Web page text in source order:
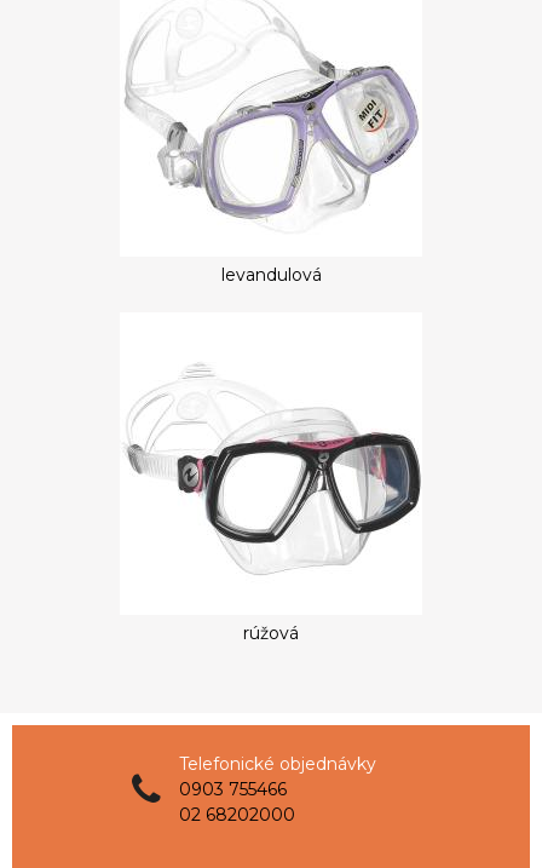
levandulová
rúžová
Telefonické objednávky
0903 755466
02 68202000